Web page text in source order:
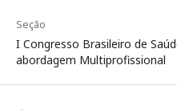
Seção
I Congresso Brasileiro de
abordagem Multiprofissional